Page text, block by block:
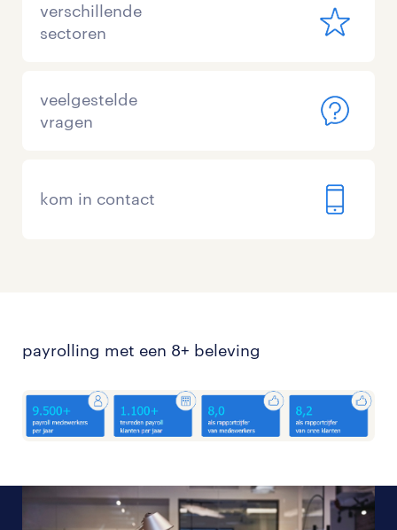
verschillende
sectoren
veelgestelde
vragen
kom in contact
payrolling met een 8+ beleving